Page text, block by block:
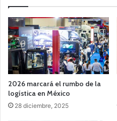
2026 marcará el rumbo de la
logística en México
28 diciembre, 2025